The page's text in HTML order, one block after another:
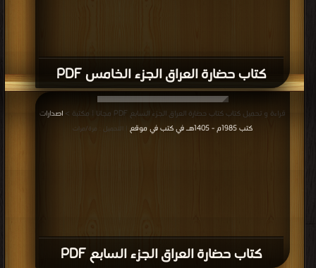
كتاب حضارة العراق الجزء الخامس PDF
كتاب حضارة العراق الجزء السابع PDF
قراءة و تحميل كتاب كتاب حضارة العراق الجزء السابع PDF مجانا | مكتبة >
اصدارات
كتب 1985م - 1405هـ في كتب في موقع
| التحميل : مرة/مرات